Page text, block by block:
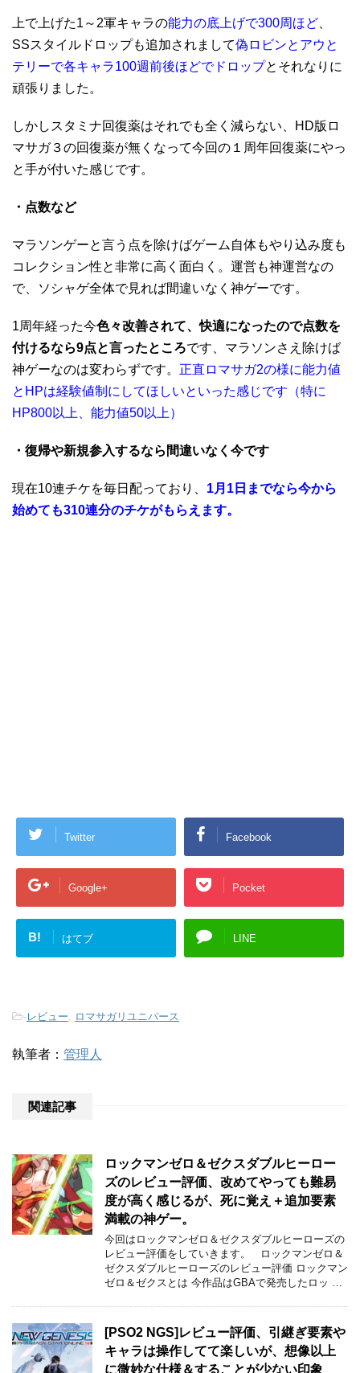
上で上げた1～2軍キャラの能力の底上げで300周ほど、
SSスタイルドロップも追加されまして偽ロビンとアウと
テリーで各キャラ100週前後ほどでドロップとそれなりに
頑張りました。
しかしスタミナ回復薬はそれでも全く減らない、HD版ロ
マサガ３の回復薬が無くなって今回の１周年回復薬にやっ
と手が付いた感じです。
・点数など
マラソンゲーと言う点を除けばゲーム自体もやり込み度も
コレクション性と非常に高く面白く。運営も神運営なの
で、ソシャゲ全体で見れば間違いなく神ゲーです。
1周年経った今色々改善されて、快適になったので点数を
付けるなら9点と言ったところです、マラソンさえ除けば
神ゲーなのは変わらずです。 正直ロマサガ2の様に能力値
とHPは経験値制にしてほしいといった感じです（特に
HP800以上、能力値50以上）
・復帰や新規参入するなら間違いなく今です
現在10連チケを毎日配っており、 1月1日までなら今から
始めても310連分のチケがもらえます。
Twitter Facebook
Google+ Pocket
B! はてブ LINE
-レビュー, ロマサガリユニバース
執筆者： 管理人
関連記事
ロックマンゼロ＆ゼクスダブルヒーロー
ズのレビュー評価、改めてやっても難易
度が高く感じるが、死に覚え＋追加要素
満載の神ゲー。
今回はロックマンゼロ＆ゼクスダブルヒーローズの
レビュー評価をしていきます。 ロックマンゼロ＆
ゼクスダブルヒーローズのレビュー評価 ロックマン
ゼロ＆ゼクスとは 今作品はGBAで発売したロッ …
[PSO2 NGS]レビュー評価、引継ぎ要素や
キャラは操作してて楽しいが、想像以上
に微妙な仕様＆することが少ない印象